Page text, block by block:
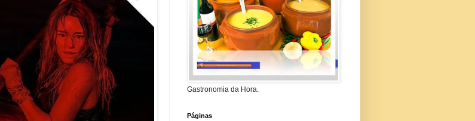
Gastronomia da Hora.
Páginas